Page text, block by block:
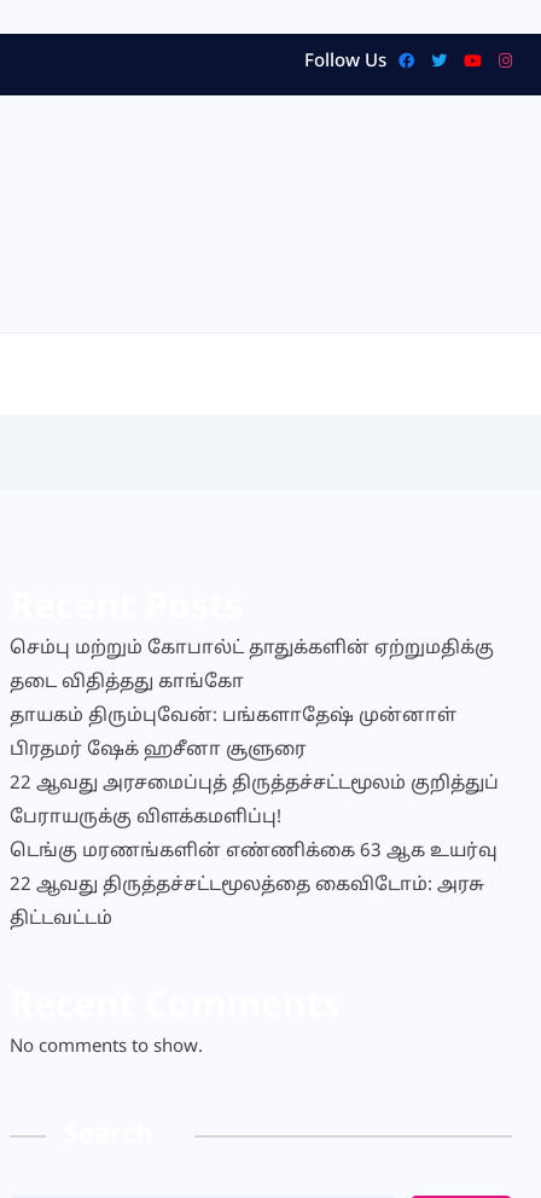
Follow Us
செம்பு மற்றும் கோபால்ட் தாதுக்களின் ஏற்றுமதிக்கு
தடை விதித்தது காங்கோ
தாயகம் திரும்புவேன்: பங்களாதேஷ் முன்னாள்
பிரதமர் ஷேக் ஹசீனா சூளுரை
22 ஆவது அரசமைப்புத் திருத்தச்சட்டமூலம் குறித்துப்
பேராயருக்கு விளக்கமளிப்பு!
டெங்கு மரணங்களின் எண்ணிக்கை 63 ஆக உயர்வு
22 ஆவது திருத்தச்சட்டமூலத்தை கைவிடோம்: அரசு
திட்டவட்டம்
No comments to show.